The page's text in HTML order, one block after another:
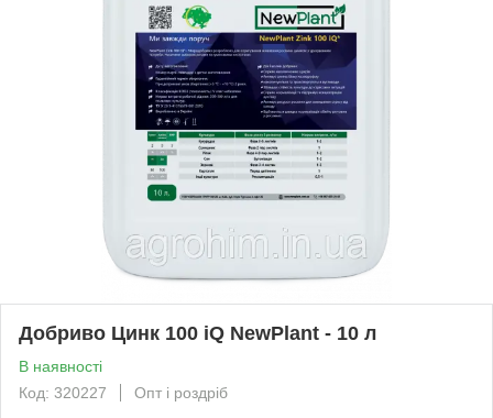
Добриво Цинк 100 iQ NewPlant - 10 л
В наявності
Код: 320227
Опт і роздріб